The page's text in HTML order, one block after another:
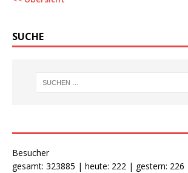
SUCHE
Besucher
gesamt: 323885 | heute: 222 | gestern: 226